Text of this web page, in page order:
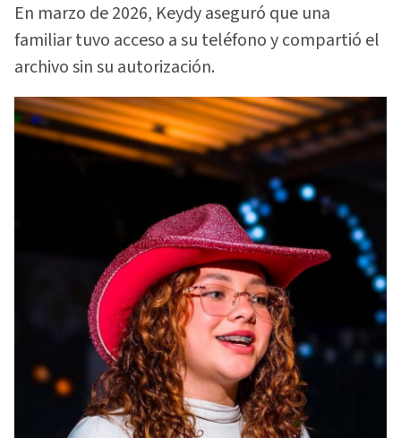
En marzo de 2026, Keydy aseguró que una
familiar tuvo acceso a su teléfono y compartió el
archivo sin su autorización.